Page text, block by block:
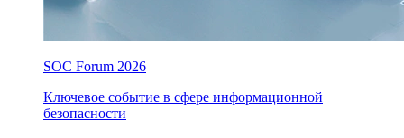
SOC Forum 2026
Ключевое событие в сфере информационной
безопасности